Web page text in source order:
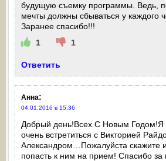
будущую съемку программы. Ведь,
мечты должны сбываться у каждого
Заранее спасибо!!!
1
1
Ответить
Анна:
04.01.2016 в 15:36
Добрый день!Всех С Новым Годом!Я
очень встретиться с Викторией
Александром…Пожалуйста скажите
попасть к ним на прием! Спасибо